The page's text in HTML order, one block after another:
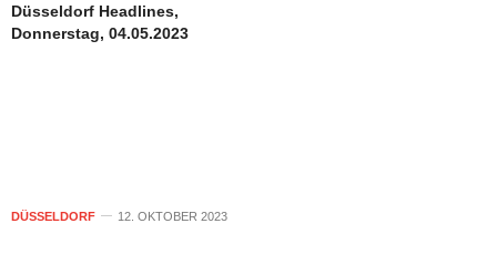
Düsseldorf Headlines,
Donnerstag, 04.05.2023
DÜSSELDORF 12. OKTOBER 2023